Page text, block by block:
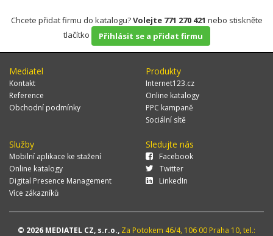
Chcete přidat firmu do katalogu?Volejte 771 270 421 nebo stiskněte
tlačítko
Přihlásit se a přidat firmu
Mediatel
Kontakt
Reference
Obchodní podmínky
Produkty
Internet123.cz
Online katalogy
PPC kampaně
Sociální sítě
Služby
Mobilní aplikace ke stažení
Online katalogy
Digital Presence Management
Více zákazníků
Sledujte nás
Facebook
Twitter
LinkedIn
© 2026 MEDIATEL CZ, s.r.o., Za Potokem 46/4, 106 00 Praha 10, tel.: